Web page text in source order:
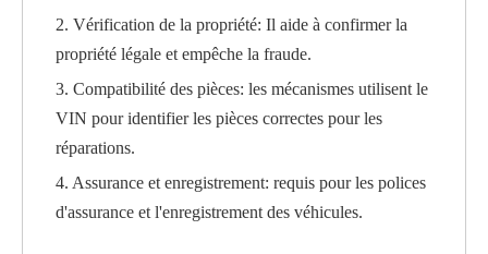
2. Vérification de la propriété: Il aide à confirmer la
propriété légale et empêche la fraude.
3. Compatibilité des pièces: les mécanismes utilisent le
VIN pour identifier les pièces correctes pour les
réparations.
4. Assurance et enregistrement: requis pour les polices
d'assurance et l'enregistrement des véhicules.